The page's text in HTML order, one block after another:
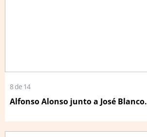
8 de 14
Alfonso Alonso junto a José Blanco.